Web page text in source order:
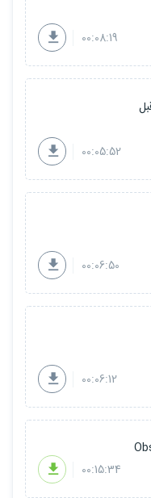
00:08:19
00:05:52
00:06:50
00:06:12
00:15:34